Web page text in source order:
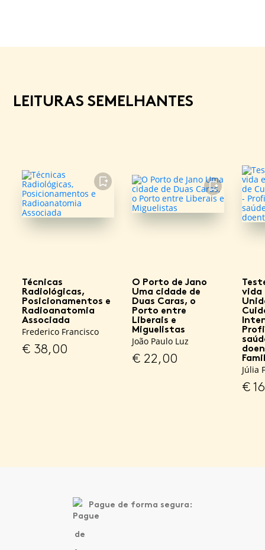
LEITURAS SEMELHANTES
FAVORITO
Técnicas
Radiológicas,
Posicionamentos e
Radioanatomia
Associada
Frederico Francisco
€ 38,00
FAVORITO
O Porto de Jano
Uma cidade de
Duas Caras, o
Porto entre
Liberais e
Miguelistas
João Paulo Luz
€ 22,00
vida
Júlia
€
Pague de forma segura: